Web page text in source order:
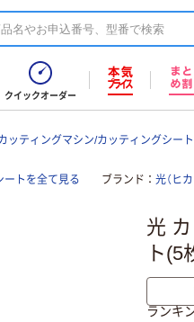
クイックオーダー
ッティングマシン/カッティングシート
ートを全て見る ブランド 光（ヒカ
光
ト(5
ランキ